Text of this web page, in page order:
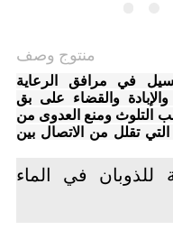
منتوج وصف
في مرافق الرعاية
والقضاء على بق
التلوث ومنع العدوى من
التي تقلل من الاتصال بين
للذوبان في الماء